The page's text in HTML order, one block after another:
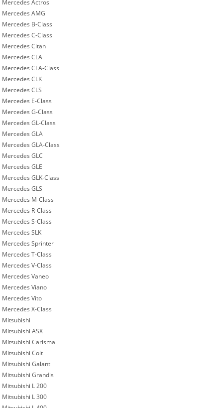
Mercedes Actros
Mercedes AMG
Mercedes B-Class
Mercedes C-Class
Mercedes Citan
Mercedes CLA
Mercedes CLA-Class
Mercedes CLK
Mercedes CLS
Mercedes E-Class
Mercedes G-Class
Mercedes GL-Class
Mercedes GLA
Mercedes GLA-Class
Mercedes GLC
Mercedes GLE
Mercedes GLK-Class
Mercedes GLS
Mercedes M-Class
Mercedes R-Class
Mercedes S-Class
Mercedes SLK
Mercedes Sprinter
Mercedes T-Class
Mercedes V-Class
Mercedes Vaneo
Mercedes Viano
Mercedes Vito
Mercedes X-Class
Mitsubishi
Mitsubishi ASX
Mitsubishi Carisma
Mitsubishi Colt
Mitsubishi Galant
Mitsubishi Grandis
Mitsubishi L 200
Mitsubishi L 300